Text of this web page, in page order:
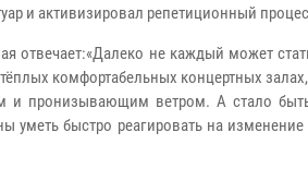
и активизировал репетиционный
отвечает:«Далеко не каждый может
комфортабельных концертных
пронизывающим ветром. А стало быть,
быстро реагировать на изменение